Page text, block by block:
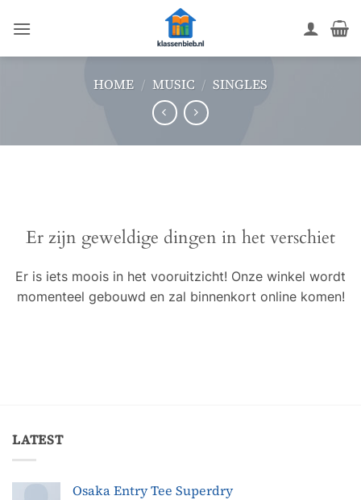
naar
HOME / MUSIC / SINGLES
Er zijn geweldige dingen in het verschiet
Er is iets moois in het vooruitzicht! Onze winkel wordt
momenteel gebouwd en zal binnenkort online komen!
LATEST
Osaka Entry Tee Superdry